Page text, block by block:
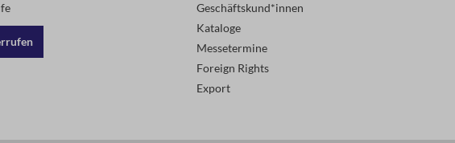
Geschäftskund*innen
Kataloge
Messetermine
Foreign Rights
Export